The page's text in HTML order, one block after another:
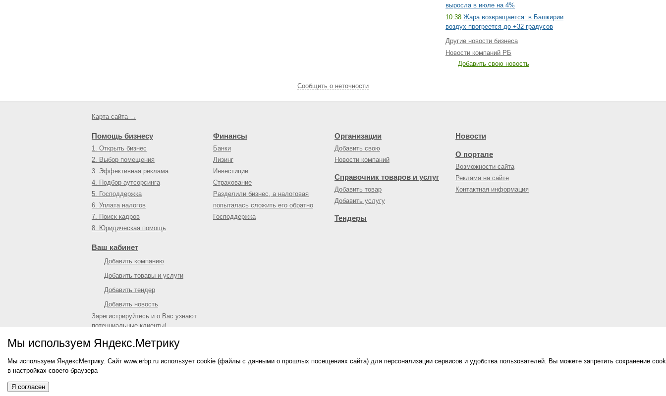
Мы используем Яндекс.Метрику
Мы используем ЯндексМетрику. Сайт www.erbp.ru использует cookie (файлы с данными о прошлых посещениях сайта) для персонализации сервисов и удобства пользователей. Вы можете запретить сохранение
в настройках своего браузера
Я согласен
выросла в июле на 4%
10:38 Жара возвращается: в Башкирии
воздух прогреется до +32 градусов
Другие новости бизнеса
Новости компаний РБ
Добавить свою новость
Cообщить о неточности
Карта сайта →
Помощь бизнесу
1. Открыть бизнес
2. Выбор помещения
3. Эффективная реклама
4. Подбор аутсорсинга
5. Господдержка
6. Уплата налогов
7. Поиск кадров
8. Юридическая помощь
Финансы
Банки
Лизинг
Инвестиции
Страхование
Разделили бизнес, а налоговая
попыталась сложить его обратно
Господдержка
Организации
Добавить свою
Новости компаний
Справочник товаров и услуг
Добавить товар
Добавить услугу
Тендеры
Новости
О портале
Возможности сайта
Реклама на сайте
Контактная информация
Ваш кабинет
Добавить компанию
Добавить товары и услуги
Добавить тендер
Добавить новость
Зарегистрируйтесь и о Вас узнают
потенциальные клиенты!
© 2009—2026Единый республиканский бизнес-портал
О портале